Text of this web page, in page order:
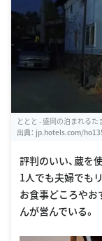
ととと - 盛岡の泊まれる
出典： jp.hotels.com/
評判のいい、蔵を
1人でも夫婦でも
お食事どころやお
んが営んでいる。